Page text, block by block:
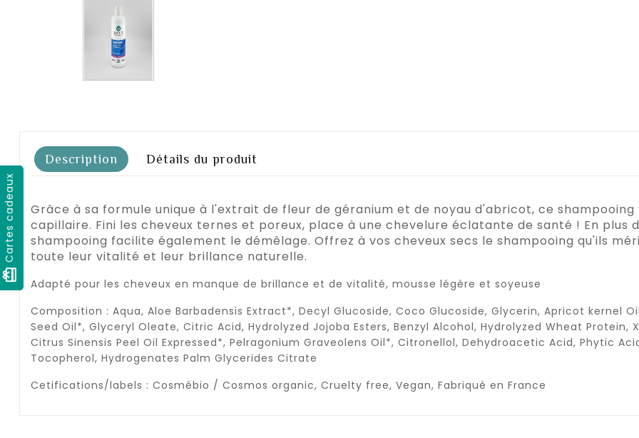
card_giftcard
Cartes cadeaux
Description Détails du produit
Grâce à sa formule unique à l'extrait de fleur de géranium et de noyau d'abricot, ce
capillaire. Fini les cheveux ternes et poreux, place à une chevelure éclatante de santé ! En plus
shampooing facilite également le démêlage. Offrez à vos cheveux secs le shampooing qu'ils
toute leur vitalité et leur brillance naturelle.
Adapté pour les cheveux en manque de brillance et de vitalité, mousse légère et soyeuse
Composition : Aqua, Aloe Barbadensis Extract*, Decyl Glucoside, Coco Glucoside, Glycerin, Apricot kernel
Seed Oil*, Glyceryl Oleate, Citric Acid, Hydrolyzed Jojoba Esters, Benzyl Alcohol, Hydrolyzed Wheat Protein,
Citrus Sinensis Peel Oil Expressed*, Pelragonium Graveolens Oil*, Citronellol, Dehydroacetic Acid, Phytic
Tocopherol, Hydrogenates Palm Glycerides Citrate
Cetifications/labels : Cosmébio / Cosmos organic, Cruelty free, Vegan, Fabriqué en France